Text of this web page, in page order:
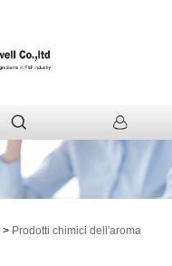
> Prodotti chimici dell'aroma